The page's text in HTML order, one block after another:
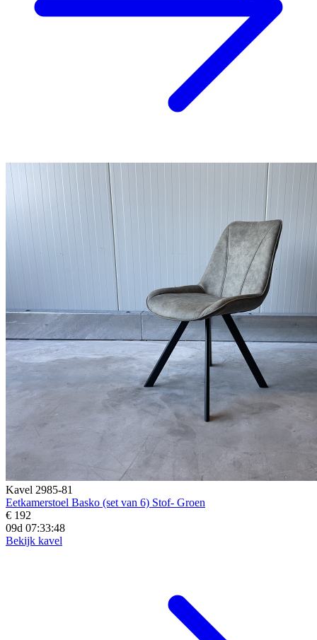
Kavel 2985-81
Eetkamerstoel Basko (set van 6) Stof- Groen
€ 192
09d 07:33:46
Bekijk kavel